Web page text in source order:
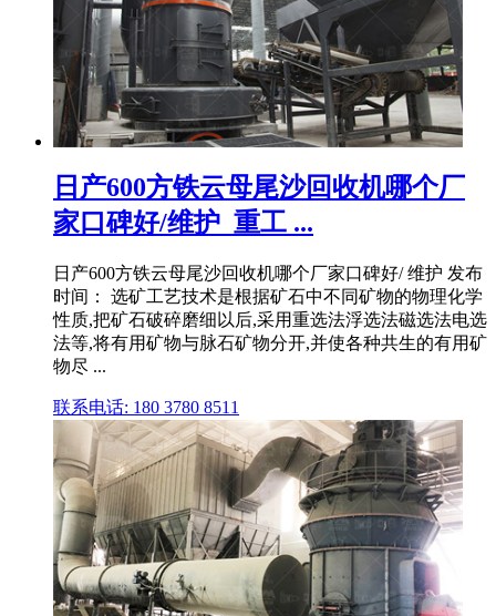
日产600方铁云母尾沙回收机哪个厂
家口碑好/维护_重工 ...
日产600方铁云母尾沙回收机哪个厂家口碑好/ 维护 发布
时间： 选矿工艺技术是根据矿石中不同矿物的物理化学
性质,把矿石破碎磨细以后,采用重选法浮选法磁选法电选
法等,将有用矿物与脉石矿物分开,并使各种共生的有用矿
物尽 ...
联系电话: 180 3780 8511